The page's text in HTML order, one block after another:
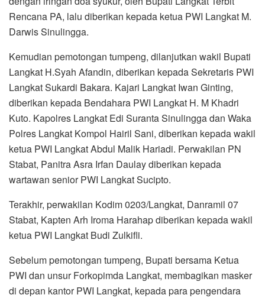
Rencana PA, lalu diberikan kepada ketua PWI Langkat M.
Darwis Sinulingga.
Kemudian pemotongan tumpeng, dilanjutkan wakil Bupati
Langkat H.Syah Afandin, diberikan kepada Sekretaris PWI
Langkat Sukardi Bakara. Kajari Langkat Iwan Ginting,
diberikan kepada Bendahara PWI Langkat H. M Khadri
Kuto. Kapolres Langkat Edi Suranta Sinulingga dan Waka
Polres Langkat Kompol Hairil Sani, diberikan kepada wakil
ketua PWI Langkat Abdul Malik Hariadi. Perwakilan PN
Stabat, Panitra Asra Irfan Daulay diberikan kepada
wartawan senior PWI Langkat Sucipto.
Terakhir, perwakilan Kodim 0203/Langkat, Danramil 07
Stabat, Kapten Arh Iroma Harahap diberikan kepada wakil
ketua PWI Langkat Budi Zulkifli.
Sebelum pemotongan tumpeng, Bupati bersama Ketua
PWI dan unsur Forkopimda Langkat, membagikan masker
di depan kantor PWI Langkat, kepada para pengendara